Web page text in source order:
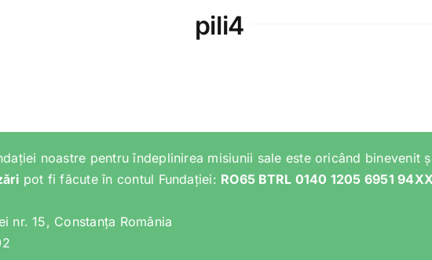
pili4
noastre pentru îndeplinirea misiunii sale este oricând binevenit
pot fi făcute în contul Fundației: RO65 BTRL 0140 1205 6951 94XX
nr. 15, Constanța România